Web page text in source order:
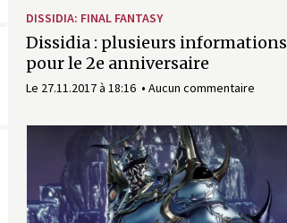
DISSIDIA: FINAL FANTASY
Dissidia : plusieurs informations
pour le 2e anniversaire
Le 27.11.2017 à 18:16 Aucun commentaire